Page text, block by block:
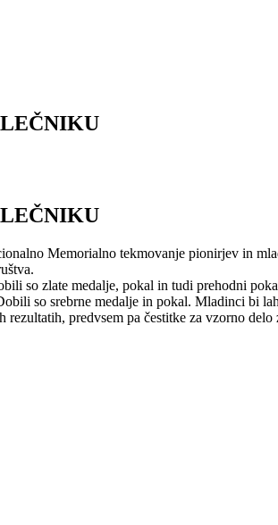
Memorialno tekmovanje pionirjev in
so zlate medalje, pokal in tudi prehodni
so srebrne medalje in pokal. Mladinci bi
predvsem pa čestitke za vzorno delo